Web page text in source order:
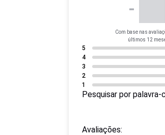
-
Com base nas
últimos 12
5
4
3
2
1
Pesquisar por palavra-
Avaliações: